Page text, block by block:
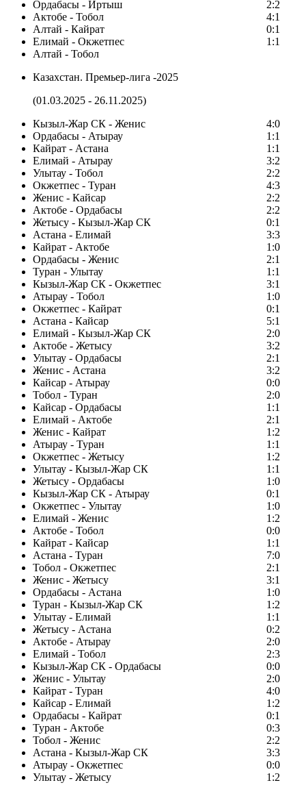
Ордабасы - Иртыш
2:2
Актобе - Тобол
4:1
Алтай - Кайрат
0:1
Елимай - Окжетпес
1:1
Алтай - Тобол
Казахстан. Премьер-лига -2025
(01.03.2025 - 26.11.2025)
Кызыл-Жар СК - Женис
4:0
Ордабасы - Атырау
1:1
Кайрат - Астана
1:1
Елимай - Атырау
3:2
Улытау - Тобол
2:2
Окжетпес - Туран
4:3
Женис - Кайсар
2:2
Актобе - Ордабасы
2:2
Жетысу - Кызыл-Жар СК
0:1
Астана - Елимай
3:3
Кайрат - Актобе
1:0
Ордабасы - Женис
2:1
Туран - Улытау
1:1
Кызыл-Жар СК - Окжетпес
3:1
Атырау - Тобол
1:0
Окжетпес - Кайрат
0:1
Астана - Кайсар
5:1
Елимай - Кызыл-Жар СК
2:0
Актобе - Жетысу
3:2
Улытау - Ордабасы
2:1
Женис - Астана
3:2
Кайсар - Атырау
0:0
Тобол - Туран
2:0
Кайсар - Ордабасы
1:1
Елимай - Актобе
2:1
Женис - Кайрат
1:2
Атырау - Туран
1:1
Окжетпес - Жетысу
1:2
Улытау - Кызыл-Жар СК
1:1
Жетысу - Ордабасы
1:0
Кызыл-Жар СК - Атырау
0:1
Окжетпес - Улытау
1:0
Елимай - Женис
1:2
Актобе - Тобол
0:0
Кайрат - Кайсар
1:1
Астана - Туран
7:0
Тобол - Окжетпес
2:1
Женис - Жетысу
3:1
Ордабасы - Астана
1:0
Туран - Кызыл-Жар СК
1:2
Улытау - Елимай
1:1
Жетысу - Астана
0:2
Актобе - Атырау
2:0
Елимай - Тобол
2:3
Кызыл-Жар СК - Ордабасы
0:0
Женис - Улытау
2:0
Кайрат - Туран
4:0
Кайсар - Елимай
1:2
Ордабасы - Кайрат
0:1
Туран - Актобе
0:3
Тобол - Женис
2:2
Астана - Кызыл-Жар СК
3:3
Атырау - Окжетпес
0:0
Улытау - Жетысу
1:2